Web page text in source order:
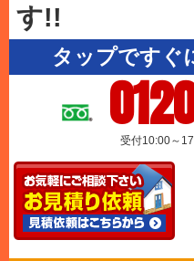
す!!
タップですぐ
受付10:00～